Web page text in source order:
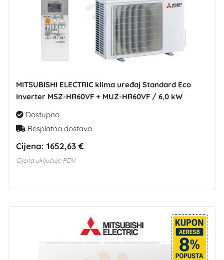
MITSUBISHI ELECTRIC klima uređaj Standard Eco
Inverter MSZ-HR60VF + MUZ-HR60VF / 6,0 kW
Dostupno
Besplatna dostava
Cijena: 1652,63 €
Cijena uključuje PDV.